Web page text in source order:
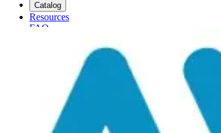
Catalog
Resources
FAQ
A minha conta